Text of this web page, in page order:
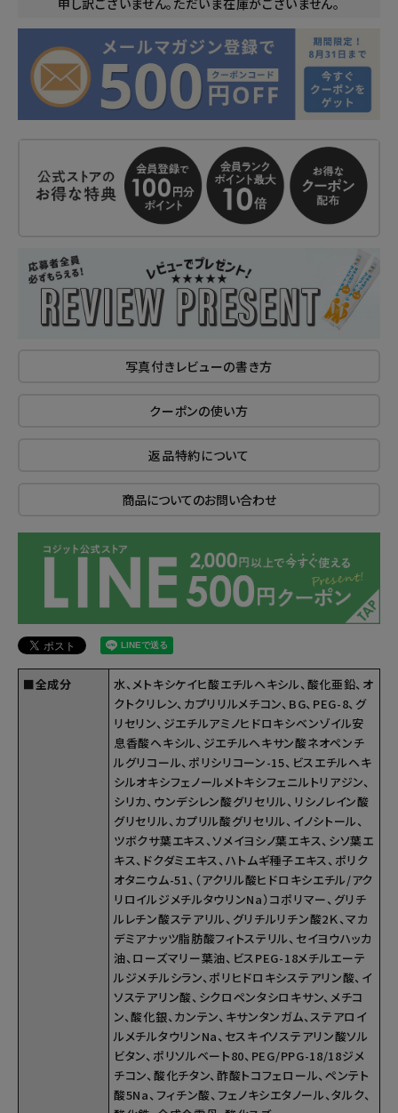
申し訳ございません。ただいま在庫がございません。
写真付きレビューの書き方
クーポンの使い方
返品特約について
商品についてのお問い合わせ
■全成分
水、メトキシケイヒ酸エチルヘキシル、酸化亜鉛、オ
クトクリレン、カプリリルメチコン、BG、PEG-8、グ
リセリン、ジエチルアミノヒドロキシベンゾイル安
息香酸ヘキシル、ジエチルヘキサン酸ネオペンチ
ルグリコール、ポリシリコーン-15、ビスエチルヘキ
シルオキシフェノールメトキシフェニルトリアジン、
シリカ、ウンデシレン酸グリセリル、リシノレイン酸
グリセリル、カプリル酸グリセリル、イノシトール、
ツボクサ葉エキス、ソメイヨシノ葉エキス、シソ葉エ
キス、ドクダミエキス、ハトムギ種子エキス、ポリク
オタニウム-51、（アクリル酸ヒドロキシエチル/アク
リロイルジメチルタウリンNa）コポリマー、グリチ
ルレチン酸ステアリル、グリチルリチン酸2Ｋ、マカ
デミアナッツ脂肪酸フィトステリル、セイヨウハッカ
油、ローズマリー葉油、ビスPEG-18メチルエーテ
ルジメチルシラン、ポリヒドロキシステアリン酸、イ
ソステアリン酸、シクロペンタシロキサン、メチコ
ン、酸化銀、カンテン、キサンタンガム、ステアロイ
ルメチルタウリンNa、セスキイソステアリン酸ソル
ビタン、ポリソルベート80、PEG/PPG-18/18ジメ
チコン、酸化チタン、酢酸トコフェロール、ペンテト
酸5Na、フィチン酸、フェノキシエタノール、タルク、